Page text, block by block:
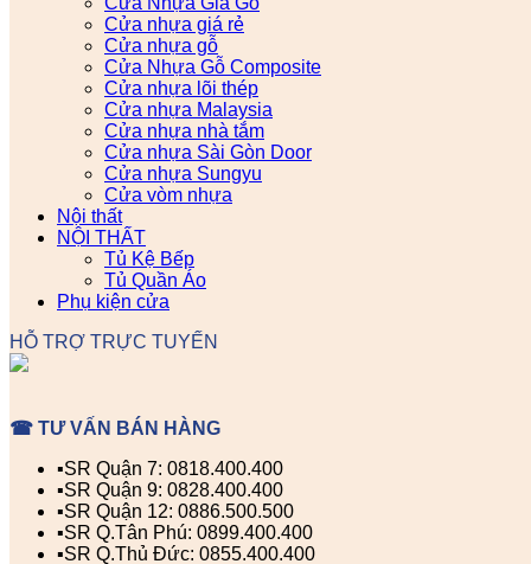
Cửa nhựa giá rẻ
Cửa nhựa gỗ
Cửa Nhựa Gỗ Composite
Cửa nhựa lõi thép
Cửa nhựa Malaysia
Cửa nhựa nhà tắm
Cửa nhựa Sài Gòn Door
Cửa nhựa Sungyu
Cửa vòm nhựa
Nội thất
NỘI THẤT
Tủ Kệ Bếp
Tủ Quần Áo
Phụ kiện cửa
HỖ TRỢ TRỰC TUYẾN
☎ TƯ VẤN BÁN HÀNG
▪️SR Quận 7: 0818.400.400
▪️SR Quận 9: 0828.400.400
▪️SR Quận 12: 0886.500.500
▪️SR Q.Tân Phú: 0899.400.400
▪️SR Q.Thủ Đức: 0855.400.400